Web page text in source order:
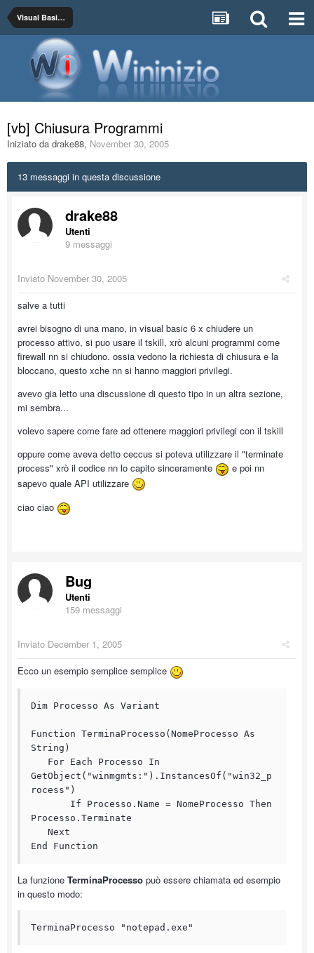
Visual Basic 6.0
[vb] Chiusura Programmi
Iniziato da drake88, November 30, 2005
13 messaggi in questa discussione
drake88
Utenti
9 messaggi
Inviato November 30, 2005
salve a tutti
avrei bisogno di una mano, in visual basic 6 x chiudere un
processo attivo, si puo usare il tskill, xrò alcuni programmi come
firewall nn si chiudono. ossia vedono la richiesta di chiusura e la
bloccano, questo xche nn si hanno maggiori privilegi.
avevo gia letto una discussione di questo tipo in un altra sezione,
mi sembra...
volevo sapere come fare ad ottenere maggiori privilegi con il tskill
oppure come aveva detto ceccus si poteva utilizzare il "terminate
process" xrò il codice nn lo capito sinceramente
e poi nn
sapevo quale API utilizzare
ciao ciao
Bug
Utenti
159 messaggi
Inviato December 1, 2005
Ecco un esempio semplice semplice
Dim Processo As Variant
Function TerminaProcesso(NomeProcesso As
String)
For Each Processo In
GetObject("winmgmts:").InstancesOf("win32_p
rocess")
If Processo.Name = NomeProcesso Then
Processo.Terminate
Next
End Function
La funzione TerminaProcesso può essere chiamata ed esempio
in questo modo:
TerminaProcesso "notepad.exe"